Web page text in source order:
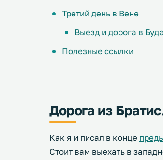
Третий день в Вене
Выезд и дорога в
Полезные ссылки
Дорога из
Как я и писал в конце
Стоит вам выехать в